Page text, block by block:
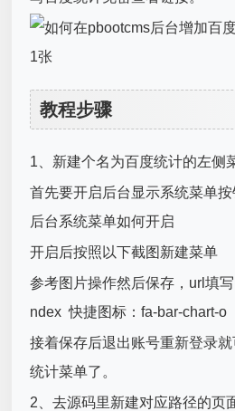
教程步骤
1、新建个名为百度统计的左侧
首先要开启后台显示系统菜单
后台系统菜单如何开启
开启后按照以下截图新建菜单
参考图片操作然后保存，url填
ndex 快捷图标：fa-bar-chart-o
接着保存后退出账号重新登录
统计菜单了。
2、去源码里新建对应路径的页